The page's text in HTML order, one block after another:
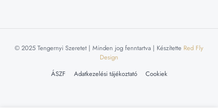
© 2025 Tengernyi Szeretet | Minden jog fenntartva | Készítette Red Fly
Design
ÁSZF
Adatkezelési tájékoztató Cookiek